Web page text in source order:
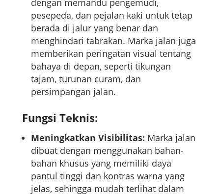
dengan memandu pengemudi,
pesepeda, dan pejalan kaki untuk tetap
berada di jalur yang benar dan
menghindari tabrakan. Marka jalan juga
memberikan peringatan visual tentang
bahaya di depan, seperti tikungan
tajam, turunan curam, dan
persimpangan jalan.
Fungsi Teknis:
Meningkatkan Visibilitas: Marka jalan
dibuat dengan menggunakan bahan-
bahan khusus yang memiliki daya
pantul tinggi dan kontras warna yang
jelas, sehingga mudah terlihat dalam